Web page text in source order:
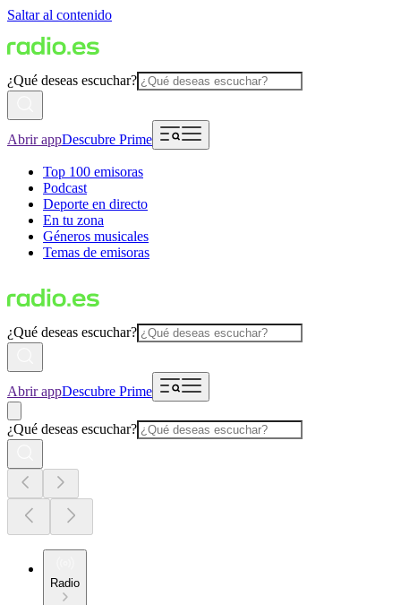
Saltar al contenido
¿Qué deseas escuchar?
Abrir appDescubre Prime
Top 100 emisoras
Podcast
Deporte en directo
En tu zona
Géneros musicales
Temas de emisoras
¿Qué deseas escuchar?
Abrir appDescubre Prime
¿Qué deseas escuchar?
Radio